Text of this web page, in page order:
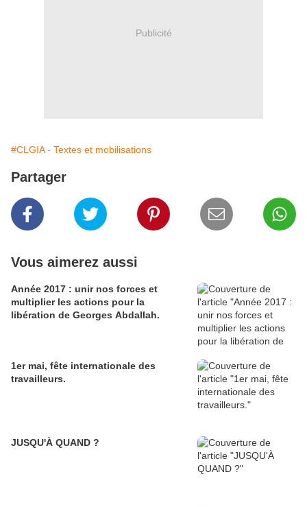
Publicité
#CLGIA - Textes et mobilisations
Partager
Vous aimerez aussi
Année 2017 : unir nos forces et
multiplier les actions pour la
libération de Georges Abdallah.
1er mai, fête internationale des
travailleurs.
JUSQU'À QUAND ?